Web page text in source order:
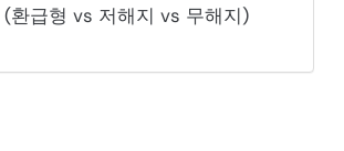
환급형 vs 저해지 vs 무해지)